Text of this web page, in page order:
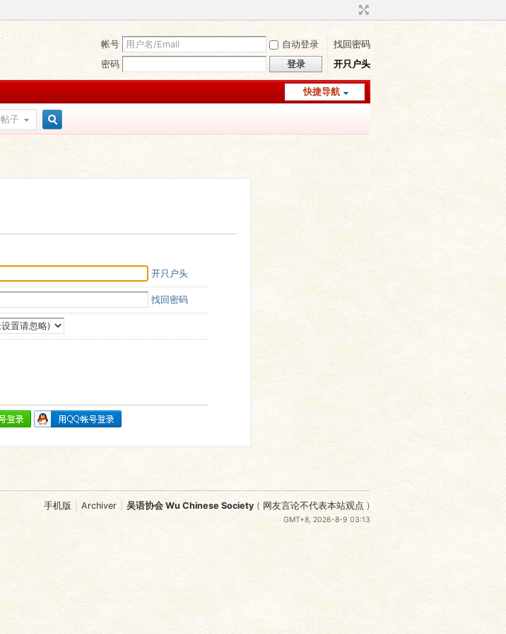
帐号 自动登录
找回密码
密码
登录 开只户头
快捷导航
帖子
开只户头
找回密码
手机版 Archiver 吴语协会 Wu Chinese Society ( 网友言论不代表本站观点 )
GMT+8, 2026-8-9 03:13